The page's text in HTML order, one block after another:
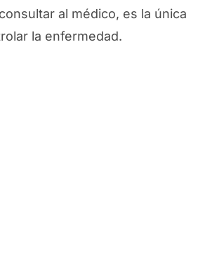
al médico, es la única
la enfermedad.